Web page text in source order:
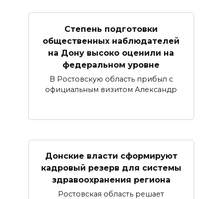
Степень подготовки
общественных наблюдателей
на Дону высоко оценили на
федеральном уровне
В Ростовскую область прибыл с
официальным визитом Александр
Донские власти сформируют
кадровый резерв для системы
здравоохранения региона
Ростовская область решает